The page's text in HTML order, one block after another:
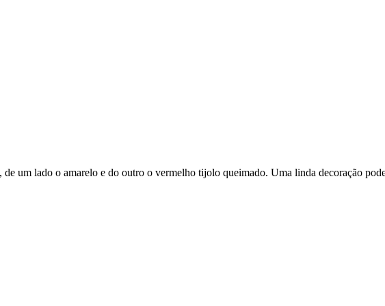
um lado o amarelo e do outro o vermelho tijolo queimado. Uma linda decoração